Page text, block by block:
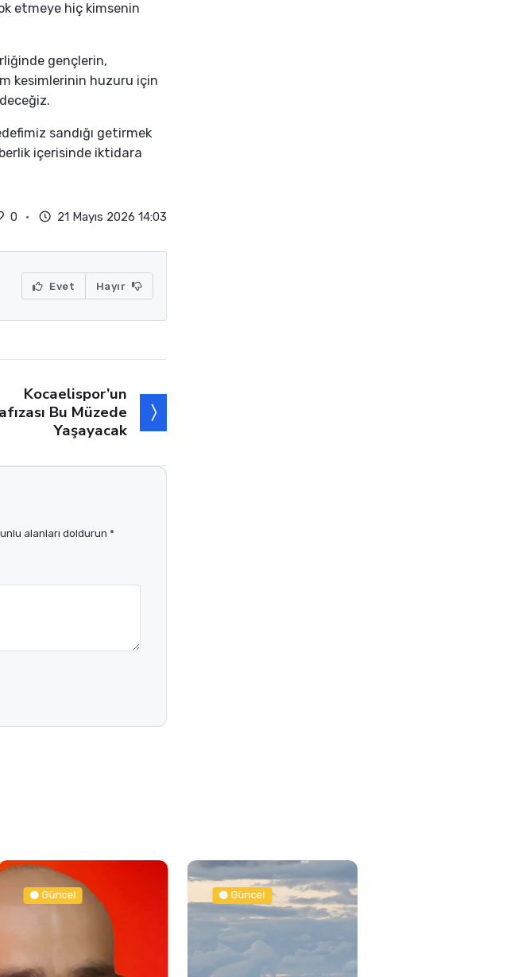
etmeye hiç kimsenin
gençlerin,
kesimlerinin huzuru için
sandığı getirmek
içerisinde iktidara
0 21 Mayıs 2026 14:03
Evet Hayır
Kocaelispor’un
Bu Müzede
Yaşayacak
alanları doldurun *
Güncel Güncel